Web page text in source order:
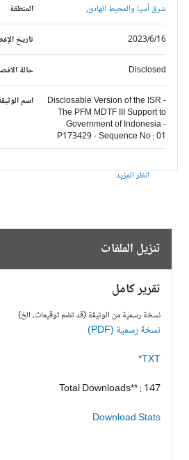
المنطقة شرق آسيا والمحيط الهادئ,
تاريخ الإفصاح 2023/6/16
حالة الافصاح Disclosed
اسم الوثيقة
Disclosable Version of the ISR -
The PFM MDTF III Support to
Government of Indonesia -
P173429 - Sequence No : 01
انظر المزيد
تنزيل الملفات
تقرير كامل
نسخة رسمية من الوثيقة (قد تضم توقيعات، الخ)
نسخة رسمية (PDF)
TXT*
Total Downloads** : 147
Download Stats